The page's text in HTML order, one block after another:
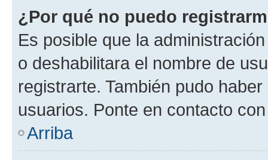
¿Por qué no puedo
Es posible que la
o deshabilitara el nombre de
registrarte. También pudo
usuarios. Ponte en contacto
Arriba